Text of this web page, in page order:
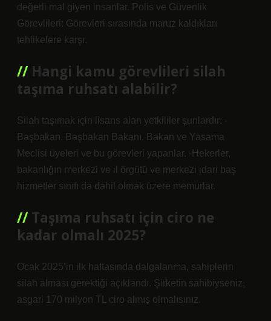
değerli mal giyen insanlar. Polis ve Güvenlik
Görevlileri: Görevleri sırasında maruz kaldıkları
tehlikelere karşı.
Hangi kamu görevlileri silah
taşıma ruhsatı alabilir?
Silah taşımak için lisans alan yetkililer şunlardır: -
Başbakan, Başbakan Bakanı, Bakan ve Yasama
Meclisi üyeleri ve bu görevleri yapanlar. -Hekerler,
bakanlığın merkezi ve il örgütü ve merkezi idari baş
hizmetler sınıfı da dahil olmak üzere memurlar.
Taşıma ruhsatı için ciro ne
kadar olmalı 2025?
Ocak 2025’in ilk haftasında dalgalanma, sahiplerin
silah alması gerektiği açıklandı. Şirketin sahibiyseniz,
asgari 170 milyon TL ciro almış olmalısınız.